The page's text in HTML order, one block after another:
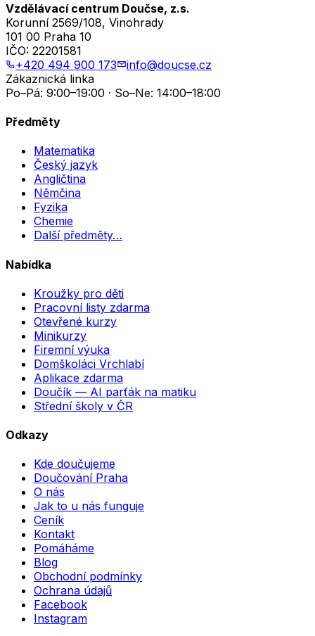
Vzdělávací centrum Doučse, z.s.
Korunní 2569/108, Vinohrady
101 00 Praha 10
IČO: 22201581
+420 494 900 173
info@doucse.cz
Zákaznická linka
Po–Pá: 9:00–19:00 · So–Ne: 14:00–18:00
Předměty
Matematika
Český jazyk
Angličtina
Němčina
Fyzika
Chemie
Další předměty…
Nabídka
Kroužky pro děti
Pracovní listy zdarma
Otevřené kurzy
Minikurzy
Firemní výuka
Domškoláci Vrchlabí
Aplikace zdarma
Doučík — AI parťák na matiku
Střední školy v ČR
Odkazy
Kde doučujeme
Doučování Praha
O nás
Jak to u nás funguje
Ceník
Kontakt
Pomáháme
Blog
Obchodní podmínky
Ochrana údajů
Facebook
Instagram